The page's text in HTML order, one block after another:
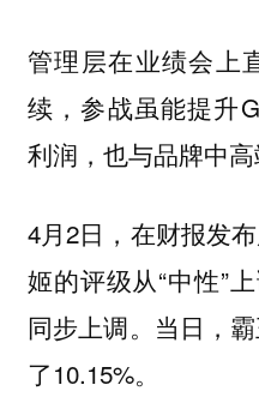
管理层在业绩会上
续，参战虽能提升
利润，也与品牌中高
4月2日，在财报发
姬的评级从“中性”
同步上调。当日，
了10.15%。